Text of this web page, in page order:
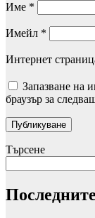
Име *
Имейл *
Интернет
Запазване на
браузър за
Търсене